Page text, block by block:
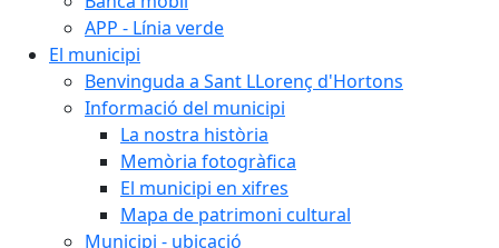
APP - Línia verde
El municipi
Benvinguda a Sant LLorenç d'Hortons
Informació del municipi
La nostra història
Memòria fotogràfica
El municipi en xifres
Mapa de patrimoni cultural
Municipi - ubicació